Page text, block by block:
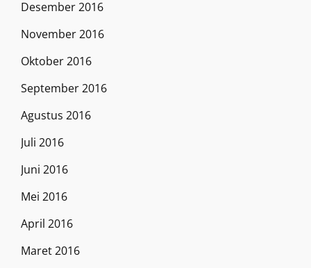
Desember 2016
November 2016
Oktober 2016
September 2016
Agustus 2016
Juli 2016
Juni 2016
Mei 2016
April 2016
Maret 2016